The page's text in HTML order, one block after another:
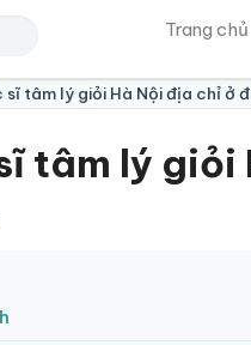
Trang chủ
sĩ tâm lý giỏi Hà Nội địa chỉ ở
tâm lý